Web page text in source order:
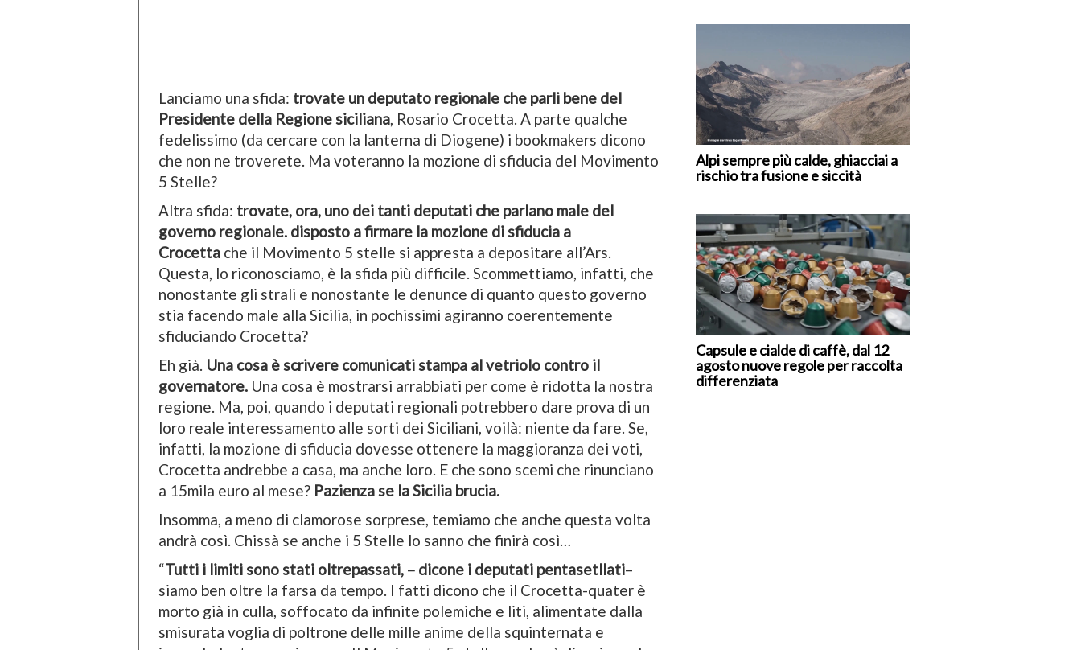
Lanciamo una sfida: trovate un deputato regionale che parli bene del
Presidente della Regione siciliana, Rosario Crocetta. A parte qualche
fedelissimo (da cercare con la lanterna di Diogene) i bookmakers dicono
che non ne troverete. Ma voteranno la mozione di sfiducia del Movimento
5 Stelle?
Altra sfida: trovate, ora, uno dei tanti deputati che parlano male del
governo regionale. disposto a firmare la mozione di sfiducia a
Crocetta che il Movimento 5 stelle si appresta a depositare all’Ars.
Questa, lo riconosciamo, è la sfida più difficile. Scommettiamo, infatti, che
nonostante gli strali e nonostante le denunce di quanto questo governo
stia facendo male alla Sicilia, in pochissimi agiranno coerentemente
sfiduciando Crocetta?
Eh già. Una cosa è scrivere comunicati stampa al vetriolo contro il
governatore. Una cosa è mostrarsi arrabbiati per come è ridotta la nostra
regione. Ma, poi, quando i deputati regionali potrebbero dare prova di un
loro reale interessamento alle sorti dei Siciliani, voilà: niente da fare. Se,
infatti, la mozione di sfiducia dovesse ottenere la maggioranza dei voti,
Crocetta andrebbe a casa, ma anche loro. E che sono scemi che rinunciano
a 15mila euro al mese? Pazienza se la Sicilia brucia.
Insomma, a meno di clamorose sorprese, temiamo che anche questa volta
andrà così. Chissà se anche i 5 Stelle lo sanno che finirà così…
“Tutti i limiti sono stati oltrepassati, – dicone i deputati pentasetllati–
siamo ben oltre la farsa da tempo. I fatti dicono che il Crocetta-quater è
morto già in culla, soffocato da infinite polemiche e liti, alimentate dalla
smisurata voglia di poltrone delle mille anime della squinternata e
Alpi sempre più calde, ghiacciai a
rischio tra fusione e siccità
Capsule e cialde di caffè, dal 12
agosto nuove regole per raccolta
differenziata